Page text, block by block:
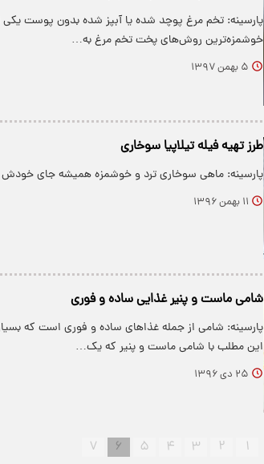
پارسینه: تخم مرغ پوچد شده یا آبپز شده بدون پوست یکی
خوشمزه‌ترین روش‌های پخت تخم مرغ به…
۵ بهمن ۱۳۹۷
طرز تهیه فیله تیلاپیا سوخاری
پارسینه: ماهی سوخاری ترد و خوشمزه همیشه جای خودش
۱۱ بهمن ۱۳۹۶
شامی ماست و پنیر غذایی ساده و فوری
پارسینه: شامی از جمله غذاهای ساده و فوری است که
این مطلب با شامی ماست و پنیر که یک…
۲۵ دی ۱۳۹۶
۱ ۲ ۳ ۴ ۵ ۶ ۷